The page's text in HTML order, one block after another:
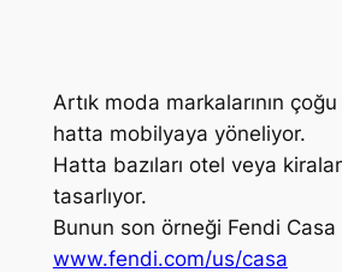
Artık moda markalarının
hatta mobilyaya yöneliyor.
Hatta bazıları otel veya
tasarlıyor.
Bunun son örneği Fendi Casa
www.fendi.com/us/casa